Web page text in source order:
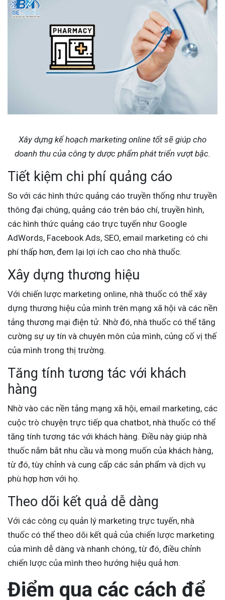
Xây dựng kế hoạch marketing online tốt sẽ giúp cho
doanh thu của công ty dược phẩm phát triển vượt bậc.
Tiết kiệm chi phí quảng cáo
So với các hình thức quảng cáo truyền thống như truyền
thông đại chúng, quảng cáo trên báo chí, truyền hình,
các hình thức quảng cáo trực tuyến như Google
AdWords, Facebook Ads, SEO, email marketing có chi
phí thấp hơn, đem lại lợi ích cao cho nhà thuốc.
Xây dựng thương hiệu
Với chiến lược marketing online, nhà thuốc có thể xây
dựng thương hiệu của mình trên mạng xã hội và các nền
tảng thương mại điện tử. Nhờ đó, nhà thuốc có thể tăng
cường sự uy tín và chuyên môn của mình, củng cố vị thế
của mình trong thị trường.
Tăng tính tương tác với khách
hàng
Nhờ vào các nền tảng mạng xã hội, email marketing, các
cuộc trò chuyện trực tiếp qua chatbot, nhà thuốc có thể
tăng tính tương tác với khách hàng. Điều này giúp nhà
thuốc nắm bắt nhu cầu và mong muốn của khách hàng,
từ đó, tùy chỉnh và cung cấp các sản phẩm và dịch vụ
phù hợp hơn với họ.
Theo dõi kết quả dễ dàng
Với các công cụ quản lý marketing trực tuyến, nhà
thuốc có thể theo dõi kết quả của chiến lược marketing
của mình dễ dàng và nhanh chóng, từ đó, điều chỉnh
chiến lược của mình theo hướng hiệu quả hơn.
Điểm qua các cách để